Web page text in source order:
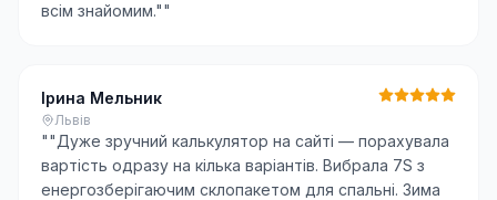
всім знайомим.""
Ірина Мельник
Львів
""Дуже зручний калькулятор на сайті — порахувала
вартість одразу на кілька варіантів. Вибрала 7S з
енергозберігаючим склопакетом для спальні. Зима